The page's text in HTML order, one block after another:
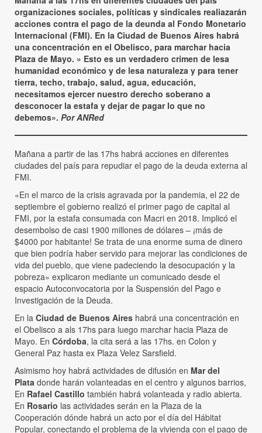
organizaciones sociales, políticas y sindicales realiazarán
acciones contra el pago de la deunda al Fondo Monetario
Internacional (FMI). En la Ciudad de Buenos Aires habrá
una concentración en el Obelisco, para marchar hacia
Plaza de Mayo. » Esto es un verdadero crimen de lesa
humanidad económico y de lesa naturaleza y para tener
tierra, techo, trabajo, salud, agua, educación,
necesitamos ejercer nuestro derecho soberano a
desconocer la estafa y dejar de pagar lo que no
debemos». Por ANRed
Mañana a partir de las 17hs habrá acciones en diferentes
ciudades del país para repudiar el pago de la deuda externa al
FMI.
«En el marco de la crisis agravada por la pandemia, el 22 de
septiembre el gobierno realizó el primer pago de capital al
FMI, por la estafa consumada con Macri en 2018. Implicó el
desembolso de casi 1900 millones de dólares – ¡más de
$4000 por habitante! Se trata de una enorme suma de dinero
que bien podría haber servido para mejorar las condiciones de
vida del pueblo, que viene padeciendo la desocupación y la
pobreza» explicaron mediante un comunicado desde el
espacio Autoconvocatoria por la Suspensión del Pago e
Investigación de la Deuda.
En la Ciudad de Buenos Aires habrá una concentración en
el Obelisco a als 17hs para luego marchar hacia Plaza de
Mayo. En Córdoba, la cita será a las 17hs. en Colon y
General Paz hasta ex Plaza Velez Sarsfield.
Asimismo hoy habrá actividades de difusión en Mar del
Plata donde harán volanteadas en el centro y algunos barrios,
En Rafael Castillo también habrá volanteada y radio abierta.
En Rosario las actividades serán en la Plaza de la
Cooperación dónde habrá un acto por el día del Hábitat
Popular, conectando el problema de la vivienda con el pago de